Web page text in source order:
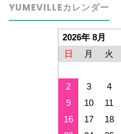
YUMEVILLEカレンダー
2026年 8月
日
月 火
2
3 4
9
10 11
16
17 18